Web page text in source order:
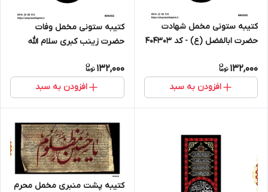
کتیبه ستونی مخمل شهادت
حضرت ابالفضل (ع) - کد 404303
132,000
افزودن به سبد
کتیبه ستونی مخمل وفات
حضرت زینب کبری سلام الله
132,000
افزودن به سبد
کتیبه پشت منبری مخمل محرم